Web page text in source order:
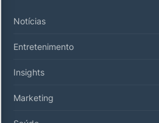
Notícias
Entretenimento
Insights
Marketing